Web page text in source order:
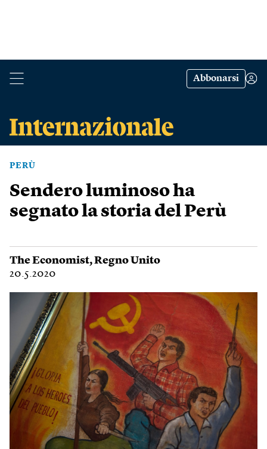
Abbonarsi
PERÙ
Sendero luminoso ha
segnato la storia del Perù
The Economist,Regno Unito
20.5.2020